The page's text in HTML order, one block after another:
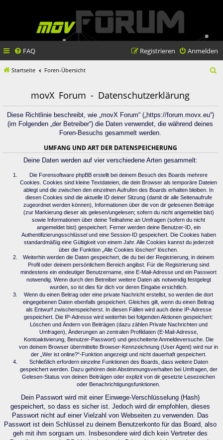
FAQ Anmelden
Registrieren
Startseite Foren-Übersicht
movX Forum - Datenschutzerklärung
Diese Richtlinie beschreibt, wie „movX Forum“ („https://forum.movx.eu“)
(im Folgenden „der Betreiber“) die Daten verwendet, die während deines
Foren-Besuchs gesammelt werden.
UMFANG UND ART DER DATENSPEICHERUNG
Deine Daten werden auf vier verschiedene Arten gesammelt:
Die Forensoftware phpBB erstellt bei deinem Besuch des Boards mehrere
Cookies. Cookies sind kleine Textdateien, die dein Browser als temporäre Dateien
ablegt und die zwischen den einzelnen Aufrufen des Boards erhalten bleiben. In
diesen Cookies sind die aktuelle ID deiner Sitzung (damit dir alle Seitenaufrufe
zugeordnet werden können), Informationen über die von dir gelesenen Beiträge
(zur Markierung dieser als gelesen/ungelesen; sofern du nicht angemeldet bist)
sowie Informationen über deine Teilnahme an Umfragen (sofern du nicht
angemeldet bist) gespeichert. Ferner werden deine Benutzer-ID, ein
Authentifizierungsschlüssel und eine Session-ID gespeichert. Die Cookies haben
standardmäßig eine Gültigkeit von einem Jahr. Alle Cookies kannst du jederzeit
über die Funktion „Alle Cookies löschen“ löschen.
Weiterhin werden die Daten gespeichert, die du bei der Registrierung, in deinem
Profil oder deinem persönlichem Bereich angibst. Für die Registrierung sind
mindestens ein eindeutiger Benutzername, eine E-Mail-Adresse und ein Passwort
notwendig. Wenn durch den Betreiber weitere Daten als notwendig festgelegt
wurden, so ist dies für dich vor deren Eingabe ersichtlich.
Wenn du einen Beitrag oder eine private Nachricht erstellst, so werden die dort
eingegebenen Daten ebenfalls gespeichert. Gleiches gilt, wenn du einen Beitrag
als Entwurf zwischenspeicherst. In diesen Fällen wird auch deine IP-Adresse
gespeichert. Die IP-Adresse wird weiterhin bei folgenden Aktionen gespeichert:
Löschen und Ändern von Beiträgen (dazu zählen Private Nachrichten und
Umfragen), Änderungen an zentralen Profildaten (E-Mail-Adresse,
Kontoaktivierung, Benutzer-Passwort) und gescheiterte Anmeldeversuche. Die
von deinem Browser übermittelte Browser-Kennzeichnung (User Agent) wird nur in
der „Wer ist online?“-Funktion angezeigt und nicht dauerhaft gespeichert.
Schließlich erfordern einzelne Funktionen des Boards, dass weitere Daten
gespeichert werden. Dazu gehören dein Abstimmungsverhalten bei Umfragen, der
Gelesen-Status von deinen Beiträgen oder explizit von dir gesetzte Lesezeichen
oder Benachrichtigungsfunktionen.
Dein Passwort wird mit einer Einwege-Verschlüsselung (Hash)
gespeichert, so dass es sicher ist. Jedoch wird dir empfohlen, dieses
Passwort nicht auf einer Vielzahl von Webseiten zu verwenden. Das
Passwort ist dein Schlüssel zu deinem Benutzerkonto für das Board, also
geh mit ihm sorgsam um. Insbesondere wird dich kein Vertreter des